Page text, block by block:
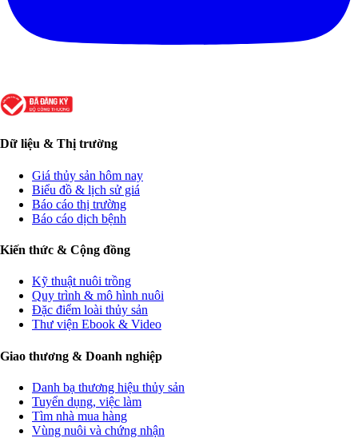
Dữ liệu & Thị trường
Giá thủy sản hôm nay
Biểu đồ & lịch sử giá
Báo cáo thị trường
Báo cáo dịch bệnh
Kiến thức & Cộng đồng
Kỹ thuật nuôi trồng
Quy trình & mô hình nuôi
Đặc điểm loài thủy sản
Thư viện Ebook & Video
Giao thương & Doanh nghiệp
Danh bạ thương hiệu thủy sản
Tuyển dụng, việc làm
Tìm nhà mua hàng
Vùng nuôi và chứng nhận